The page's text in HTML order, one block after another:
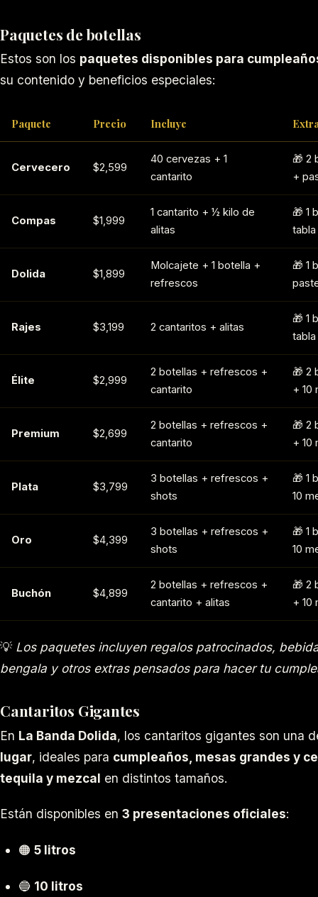
Paquetes de botellas
Estos son los paquetes disponibles para
su contenido y beneficios especiales:
Paquete Precio Incluye
Cervecero $2,599
40 cervezas + 1
cantarito
🎁 2
+
Compas $1,999
1 cantarito + ½ kilo de
alitas
🎁 1
Dolida $1,899
Molcajete + 1 botella +
refrescos
🎁 1
Rajes $3,199 2 cantaritos + alitas
🎁 1
Élite $2,999
2 botellas + refrescos +
cantarito
🎁 2
+ 10
Premium $2,699
2 botellas + refrescos +
cantarito
🎁 2
+ 10
Plata $3,799
3 botellas + refrescos +
shots
🎁 1
10
Oro $4,399
3 botellas + refrescos +
shots
🎁 1
10
Buchón $4,899
2 botellas + refrescos +
cantarito + alitas
🎁 2
+ 10
💡 Los paquetes incluyen regalos patrocinados,
bengala y otros extras pensados para hacer tu
Cantaritos Gigantes
En La Banda Dolida, los cantaritos gigantes son una
lugar, ideales para cumpleaños, mesas grandes y
tequila y mezcal en distintos tamaños.
Están disponibles en 3 presentaciones oficiales:
🟠 5 litros
🔵 10 litros